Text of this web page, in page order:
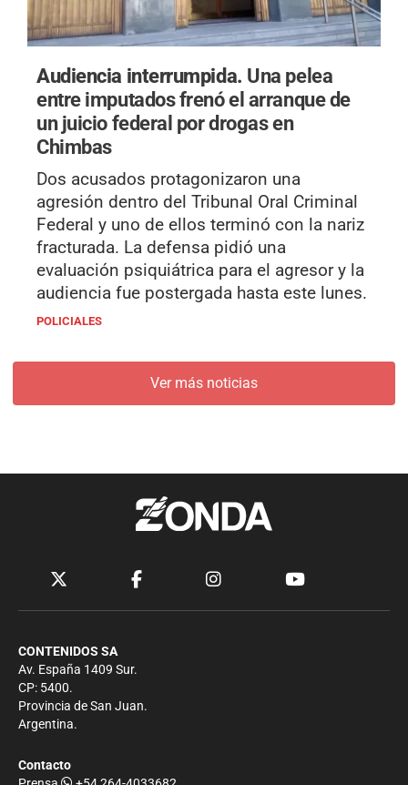
Audiencia interrumpida. Una pelea
entre imputados frenó el arranque de
un juicio federal por drogas en
Chimbas
Dos acusados protagonizaron una
agresión dentro del Tribunal Oral Criminal
Federal y uno de ellos terminó con la nariz
fracturada. La defensa pidió una
evaluación psiquiátrica para el agresor y la
audiencia fue postergada hasta este lunes.
POLICIALES
Ver más noticias
CONTENIDOS SA
Av. España 1409 Sur.
CP: 5400.
Provincia de San Juan.
Argentina.
Contacto